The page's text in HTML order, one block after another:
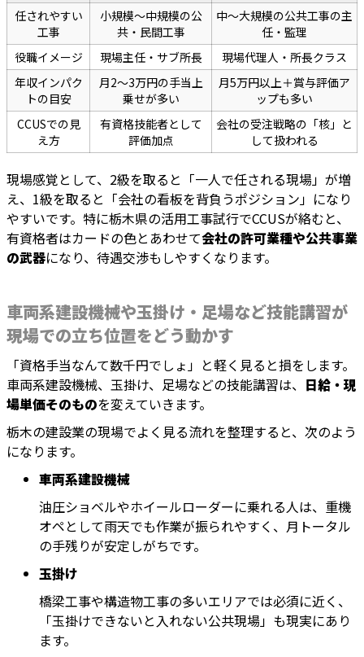
任されやすい
工事
小規模〜中規模の公
共・民間工事
中〜大規模の公共工事の主
任・監理
役職イメージ
現場主任・サブ所長
現場代理人・所長クラス
年収インパク
トの目安
月2〜3万円の手当上
乗せが多い
月5万円以上＋賞与評価ア
ップも多い
CCUSでの見
え方
有資格技能者として
評価加点
会社の受注戦略の「核」と
して扱われる
現場感覚として、2級を取ると「一人で任される現場」が増
え、1級を取ると「会社の看板を背負うポジション」になり
やすいです。特に栃木県の活用工事試行でCCUSが絡むと、
有資格者はカードの色とあわせて会社の許可業種や公共事業
の武器になり、待遇交渉もしやすくなります。
車両系建設機械や玉掛け・足場など技能講習が
現場での立ち位置をどう動かす
「資格手当なんて数千円でしょ」と軽く見ると損をします。
車両系建設機械、玉掛け、足場などの技能講習は、 日給・現
場単価そのものを変えていきます。
栃木の建設業の現場でよく見る流れを整理すると、次のよう
になります。
車両系建設機械
油圧ショベルやホイールローダーに乗れる人は、重機
オペとして雨天でも作業が振られやすく、月トータル
の手残りが安定しがちです。
玉掛け
橋梁工事や構造物工事の多いエリアでは必須に近く、
「玉掛けできないと入れない公共現場」も現実にあり
ます。